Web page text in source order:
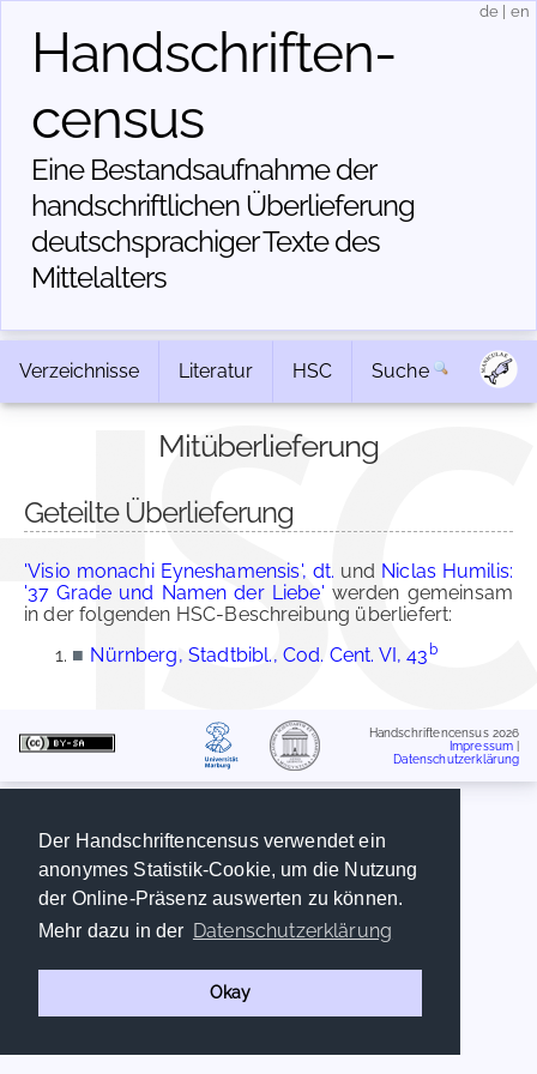
Der Handschriftencensus verwendet ein
anonymes Statistik-Cookie, um die Nutzung
der Online-Präsenz auswerten zu können.
Mehr dazu in der Datenschutzerklärung
Okay
Handschriften­
census
Eine Bestandsaufnahme der
handschriftlichen Über­lieferung
deutschsprachiger Texte des
Mittelalters
de en
Verzeichnisse Literatur HSC Suche
Mitüberlieferung
Geteilte Überlieferung
'Visio monachi Eyneshamensis', dt. und Niclas Humilis:
'37 Grade und Namen der Liebe' werden gemeinsam
in der folgenden HSC-Beschreibung überliefert:
■ Nürnberg, Stadtbibl., Cod. Cent. VI, 43 b
Handschriftencensus 2026
Impressum
Datenschutzerklärung